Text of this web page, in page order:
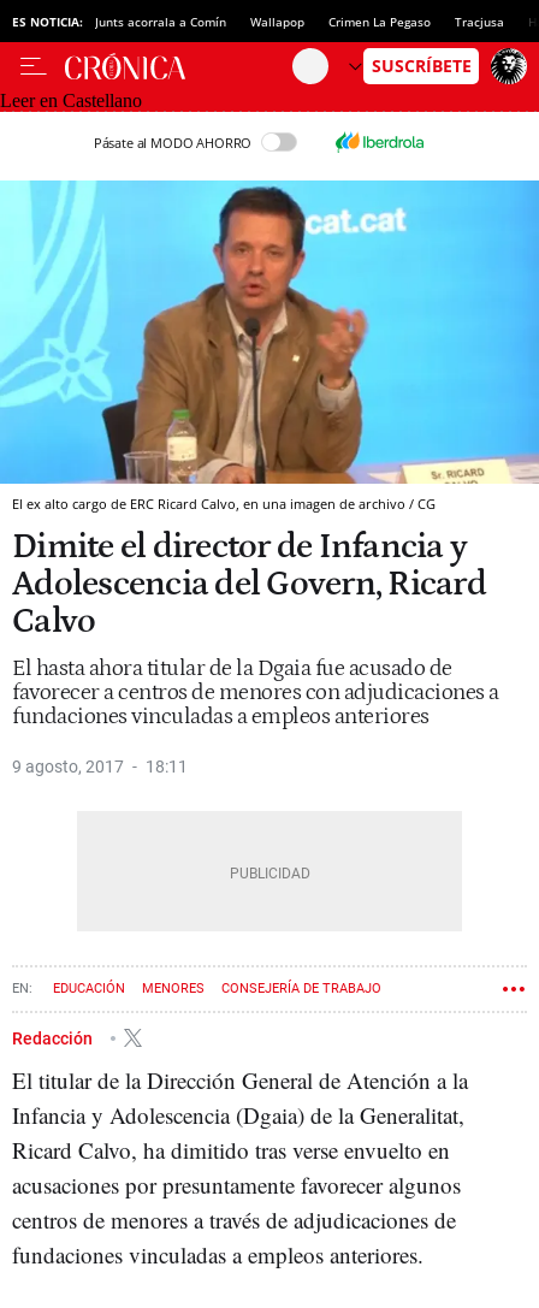
ES NOTICIA: Junts acorrala a Comín Wallapop Crimen La Pegaso Tracjusa
Leer en Castellano
Pásate al MODO AHORRO
El ex alto cargo de ERC Ricard Calvo, en una imagen de archivo / CG
Dimite el director de Infancia y
Adolescencia del Govern, Ricard
Calvo
El hasta ahora titular de la Dgaia fue acusado de
favorecer a centros de menores con adjudicaciones a
fundaciones vinculadas a empleos anteriores
9 agosto, 2017 18:11
EDUCACIÓN MENORES CONSEJERÍA DE TRABAJO
DOLORS BASSA GOVERN
Redacción
El titular de la Dirección General de Atención a la
Infancia y Adolescencia (Dgaia) de la Generalitat,
Ricard Calvo, ha dimitido tras verse envuelto en
acusaciones por presuntamente favorecer algunos
centros de menores a través de adjudicaciones de
fundaciones vinculadas a empleos anteriores.